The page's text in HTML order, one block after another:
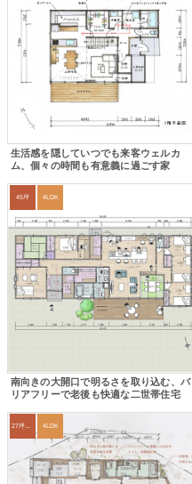
生活感を隠していつでも来客ウェルカ
ム、個々の時間も有意義に過ごす家
45坪 4LDK
南向きの大開口で明るさを取り込む、バ
リアフリーで老後も快適な二世帯住宅
27坪〜30坪 4LDK